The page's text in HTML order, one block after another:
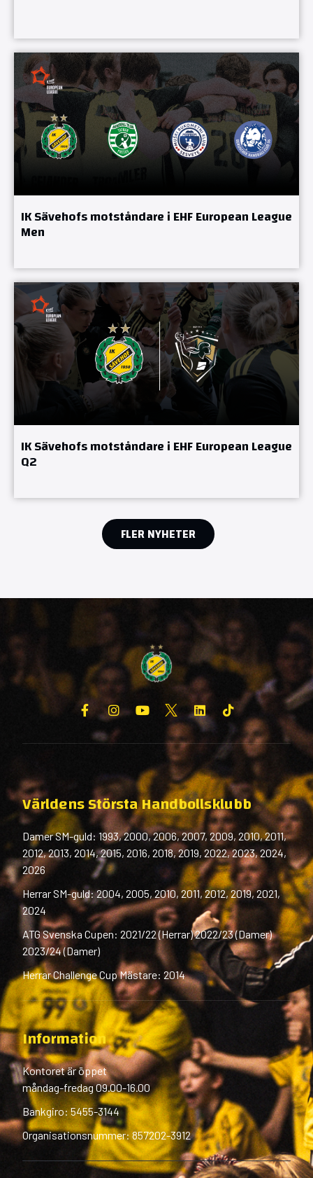
IK Sävehofs motståndare i EHF European League
Men
IK Sävehofs motståndare i EHF European League
Q2
FLER NYHETER
Världens Största Handbollsklubb
Damer SM-guld: 1993, 2000, 2006, 2007, 2009, 2010, 2011,
2012, 2013, 2014, 2015, 2016, 2018, 2019, 2022, 2023, 2024,
2026
Herrar SM-guld: 2004, 2005, 2010, 2011, 2012, 2019, 2021,
2024
ATG Svenska Cupen: 2021/22 (Herrar) 2022/23 (Damer)
2023/24 (Damer)
Herrar Challenge Cup Mästare: 2014
Information
Kontoret är öppet
måndag-fredag 09.00-16.00
Bankgiro: 5455-3144
Organisationsnummer: 857202-3912